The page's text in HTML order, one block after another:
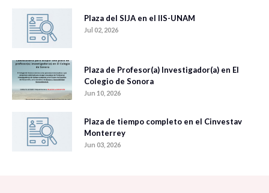
Plaza del SIJA en el IIS-UNAM
Jul 02, 2026
Plaza de Profesor(a) Investigador(a) en El
Colegio de Sonora
Jun 10, 2026
Plaza de tiempo completo en el Cinvestav
Monterrey
Jun 03, 2026